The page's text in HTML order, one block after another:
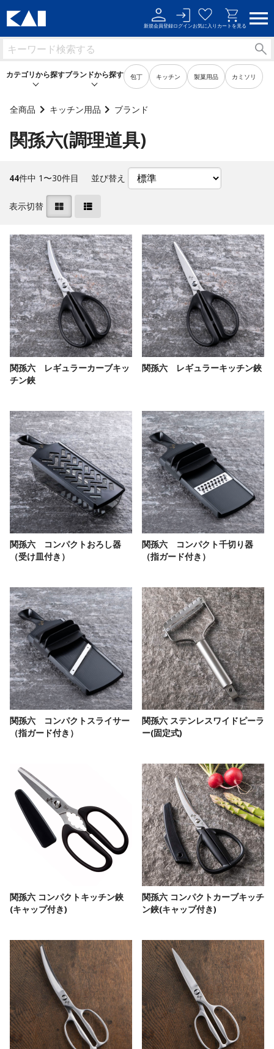
新規会員登録ログインお気に入り カートを見る
カテゴリから探す
キッチン用品
メンズケア用品
身だしなみ用品
裁縫・ソーイング用品
ブランドから探す
キッチン用品
メンズケア用品
身だしなみ用品
裁縫・ソーイング用品
包丁 キッチン 製菓用品 カミソリ
全商品 キッチン用品 ブランド
関孫六(調理道具)
44件中 1〜30件目 並び替え
表示切替
関孫六 レギュラーカーブキッ
チン鋏
関孫六 レギュラーキッチン鋏
関孫六 コンパクトおろし器
（受け皿付き）
関孫六 コンパクト千切り器
（指ガード付き）
関孫六 コンパクトスライサー
（指ガード付き）
関孫六 ステンレスワイドピーラ
ー(固定式)
関孫六 コンパクトキッチン鋏
(キャップ付き)
関孫六 コンパクトカーブキッチ
ン鋏(キャップ付き)